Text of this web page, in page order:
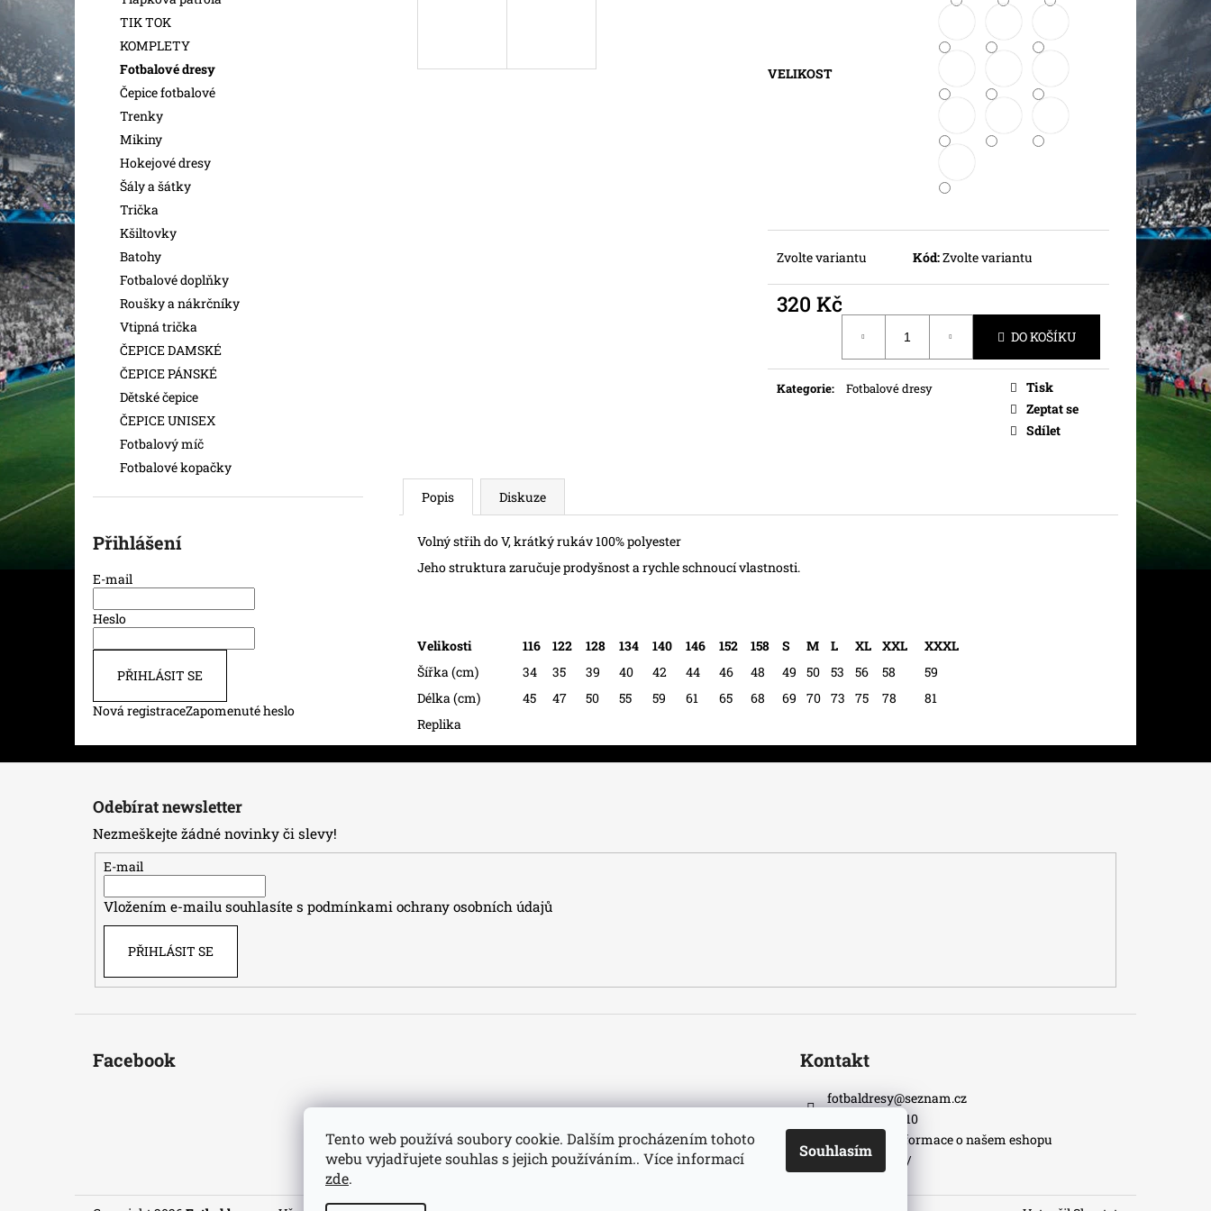
Tento web používá soubory cookie. Dalším procházením tohoto
webu vyjadřujete souhlas s jejich používáním.. Více informací
zde.
Souhlasím
TIK TOK
KOMPLETY
Fotbalové dresy
Čepice fotbalové
Trenky
Mikiny
Hokejové dresy
Šály a šátky
Trička
Kšiltovky
Batohy
Fotbalové doplňky
Roušky a nákrčníky
Vtipná trička
ČEPICE DAMSKÉ
ČEPICE PÁNSKÉ
Dětské čepice
ČEPICE UNISEX
Fotbalový míč
Fotbalové kopačky
Přihlášení
E-mail
Heslo
PŘIHLÁSIT SE
Nová registraceZapomenuté heslo
VELIKOST
Zvolte variantu Kód:Zvolte variantu
320 Kč
DO KOŠÍKU
Kategorie: Fotbalové dresy
Tisk
Zeptat se
Sdílet
Popis Diskuze
Volný střih do V, krátký rukáv 100% polyester
Jeho struktura zaručuje prodyšnost a rychle schnoucí vlastnosti.
Velikosti 116 122 128 134 140 146 152 158 S M L XL XXL
XXXL
Šířka (cm)
34 35 39 40 42 44 46 48 49 50 53 56 58
59
Délka (cm)
45 47 50 55 59 61 65 68 69 70 73 75 78
81
Replika
Odebírat newsletter
Nezmeškejte žádné novinky či slevy!
E-mail
Vložením e-mailu souhlasíte s podmínkami ochrany osobních údajů
PŘIHLÁSIT SE
Facebook Kontakt
fotbaldresy@seznam.cz
+420733609510
Nejnovější informace o našem eshopu
fotbaldresycz/